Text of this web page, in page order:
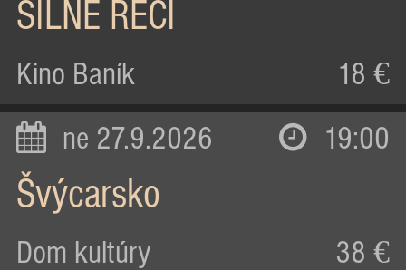
SILNÉ REČI
Kino Baník 18 €
ne 27.9.2026 19:00
Švýcarsko
Dom kultúry 38 €